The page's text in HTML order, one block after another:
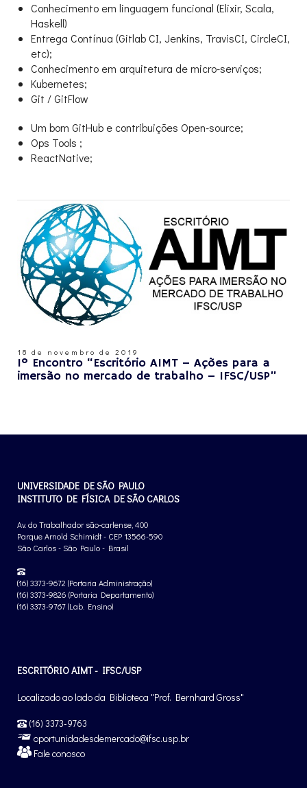
Conhecimento em linguagem funcional (Elixir, Scala,
Haskell)
Entrega Contínua (Gitlab CI, Jenkins, TravisCI, CircleCI,
etc);
Conhecimento em arquitetura de micro-serviços;
Kubernetes;
Git / GitFlow
Um bom GitHub e contribuições Open-source;
Ops Tools ;
ReactNative;
18 de novembro de 2019
1º Encontro “Escritório AIMT – Ações para a
imersão no mercado de trabalho – IFSC/USP”
UNIVERSIDADE DE SÃO PAULO
INSTITUTO DE FÍSICA DE SÃO CARLOS
Av. do Trabalhador são-carlense, 400
Parque Arnold Schimidt - CEP 13566-590
São Carlos - São Paulo - Brasil
(16) 3373-9672 (Portaria Administração)
(16) 3373-9826 (Portaria Departamento)
(16) 3373-9767 (Lab. Ensino)
ESCRITÓRIO AIMT - IFSC/USP
Localizado ao lado da Biblioteca "Prof. Bernhard Gross"
(16) 3373-9763
oportunidadesdemercado@ifsc.usp.br
Fale conosco